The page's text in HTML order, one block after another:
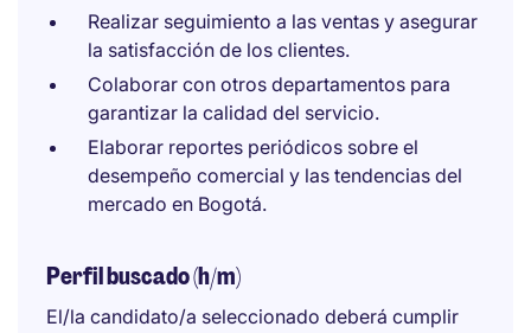
Realizar seguimiento a las ventas y asegurar
la satisfacción de los clientes.
Colaborar con otros departamentos para
garantizar la calidad del servicio.
Elaborar reportes periódicos sobre el
desempeño comercial y las tendencias del
mercado en Bogotá.
Perfil buscado (h/m)
El/la candidato/a seleccionado deberá cumplir